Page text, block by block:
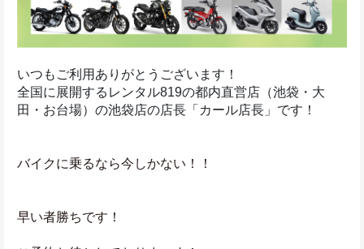
いつもご利用ありがとうございます！
全国に展開するレンタル819の都内直営店（池袋・大
田・お台場）の池袋店の店長「カール店長」です！
バイクに乗るなら今しかない！！
早い者勝ちです！